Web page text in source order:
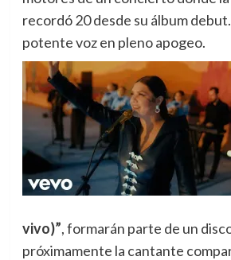
recordó 20 desde su álbum
potente voz en pleno apogeo.
vivo)”, formarán parte de un
próximamente la cantante